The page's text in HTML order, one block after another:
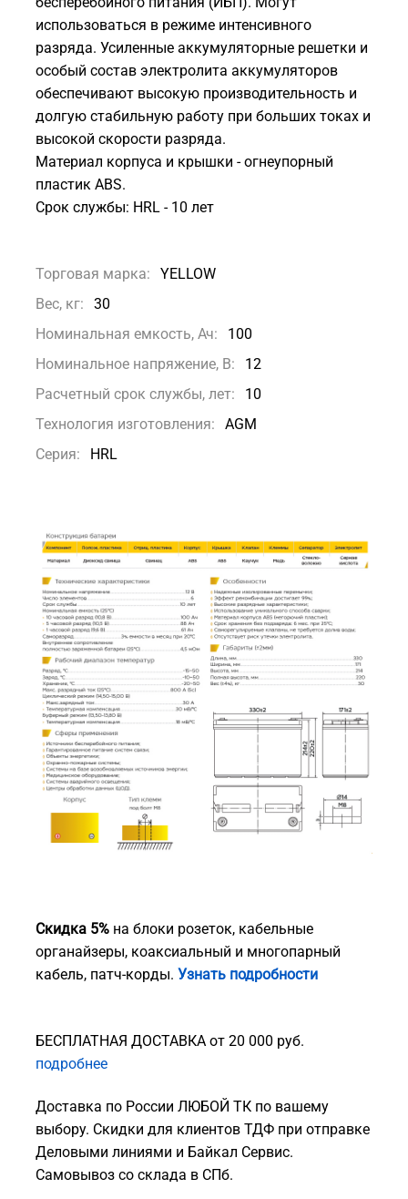
использоваться в режиме интенсивного
разряда. Усиленные аккумуляторные решетки и
особый состав электролита аккумуляторов
обеспечивают высокую производительность и
долгую стабильную работу при больших токах и
высокой скорости разряда.
Материал корпуса и крышки - огнеупорный
пластик ABS.
Срок службы: HRL - 10 лет
Торговая марка:
YELLOW
Вес, кг:
30
Номинальная емкость, Ач:
100
Номинальное напряжение, В:
12
Расчетный срок службы, лет:
10
Технология изготовления:
AGM
Серия:
HRL
Скидка 5% на блоки розеток, кабельные
органайзеры, коаксиальный и многопарный
кабель, патч-корды. Узнать подробности
БЕСПЛАТНАЯ ДОСТАВКА от 20 000 руб.
подробнее
Доставка по России ЛЮБОЙ ТК по вашему
выбору. Скидки для клиентов ТДФ при отправке
Деловыми линиями и Байкал Сервис.
Самовывоз со склада в СПб.